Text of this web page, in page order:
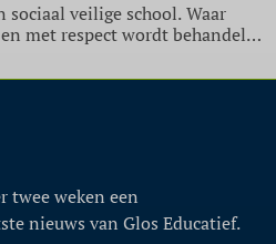
sociaal veilige school. Waar
met respect wordt behandeld.
omgang. Hoe doe je
twee weken een
nieuws van Glos Educatief.